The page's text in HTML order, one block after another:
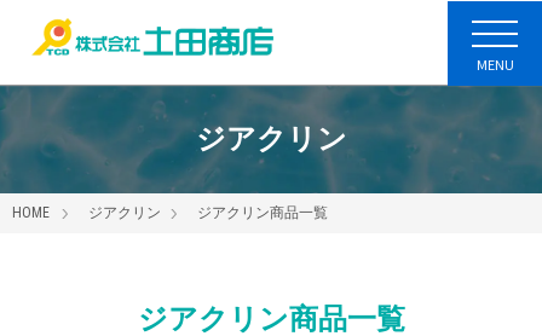
MENU
ジアクリン
HOME ジアクリン ジアクリン商品一覧
ジアクリン商品一覧